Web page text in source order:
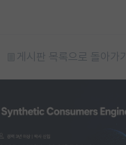
게시판 목록으로 돌아가기